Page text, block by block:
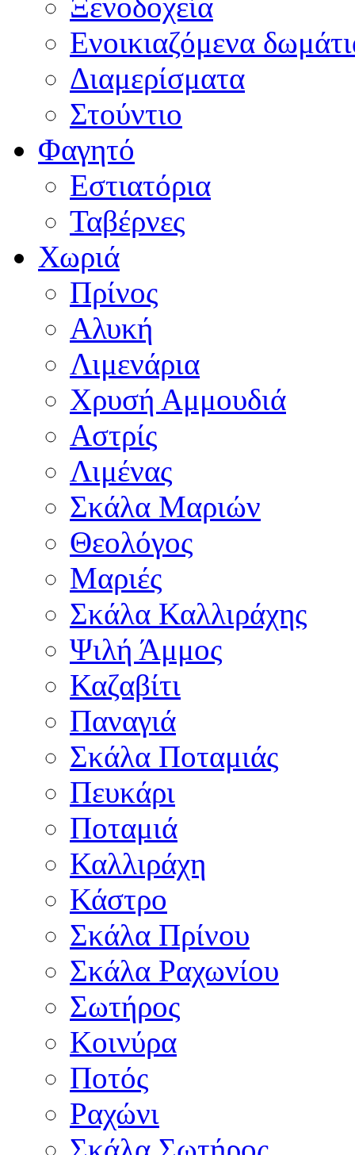
Ξενοδοχεία
Ενοικιαζόμενα
Διαμερίσματα
Στούντιο
Φαγητό
Εστιατόρια
Ταβέρνες
Χωριά
Πρίνος
Αλυκή
Λιμενάρια
Χρυσή Αμμουδιά
Αστρίς
Λιμένας
Σκάλα Μαριών
Θεολόγος
Μαριές
Σκάλα Καλλιράχης
Ψιλή Άμμος
Καζαβίτι
Παναγιά
Σκάλα Ποταμιάς
Πευκάρι
Ποταμιά
Καλλιράχη
Κάστρο
Σκάλα Πρίνου
Σκάλα Ραχωνίου
Σωτήρος
Κοινύρα
Ποτός
Ραχώνι